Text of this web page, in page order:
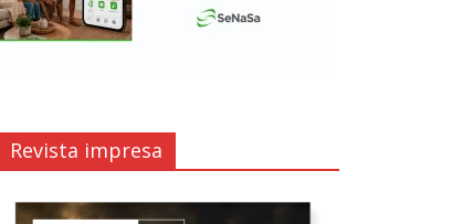
Revista impresa